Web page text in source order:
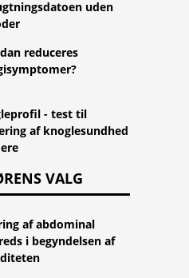
uden
reduceres
- test til
af knoglesundhed
VALG
af abdominal
i begyndelsen af